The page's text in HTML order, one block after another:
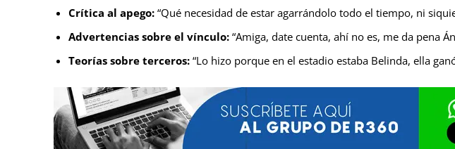
Crítica al apego: “Qué necesidad de estar agarrándolo todo el tiempo, ni
Advertencias sobre el vínculo: “Amiga, date cuenta, ahí no es, me da pena
Teorías sobre terceros: “Lo hizo porque en el estadio estaba Belinda, ella